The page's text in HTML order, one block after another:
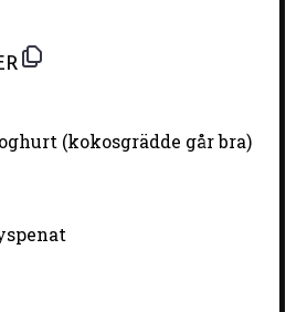
(kokosgrädde går bra)